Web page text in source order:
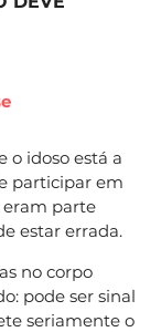
o idoso está a
participar em
eram parte
estar errada.
no corpo
pode ser sinal
seriamente o